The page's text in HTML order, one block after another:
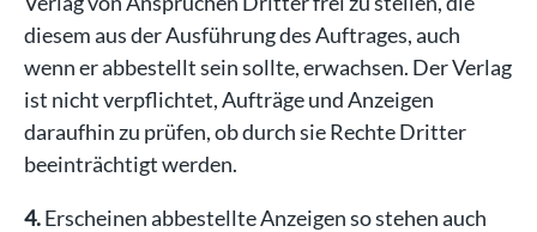
diesem aus der Ausführung des Auftrages, auch
wenn er abbestellt sein sollte, erwachsen. Der Verlag
ist nicht verpflichtet, Aufträge und Anzeigen
daraufhin zu prüfen, ob durch sie Rechte Dritter
beeinträchtigt werden.
4.Erscheinen abbestellte Anzeigen so stehen auch